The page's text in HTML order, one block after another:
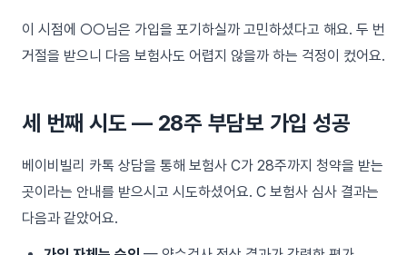
이 시점에 ○○님은 가입을 포기하실까 고민하셨다고 해요. 두 번
거절을 받으니 다음 보험사도 어렵지 않을까 하는 걱정이 컸어요.
세 번째 시도 — 28주 부담보 가입 성공
베이비빌리 카톡 상담을 통해 보험사 C가 28주까지 청약을 받는
곳이라는 안내를 받으시고 시도하셨어요. C 보험사 심사 결과는
다음과 같았어요.